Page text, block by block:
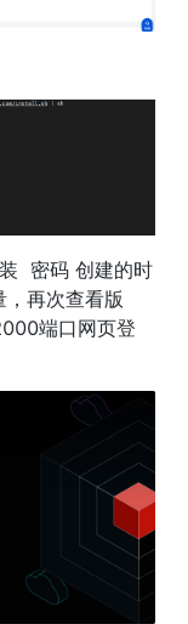
密码 创建的时
再次查看版
端口网页登